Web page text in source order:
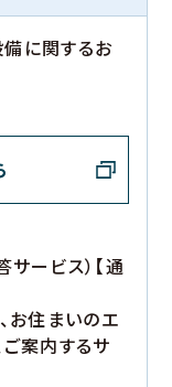
備に関するお
ービス）【通
お住まいのエ
案内するサ